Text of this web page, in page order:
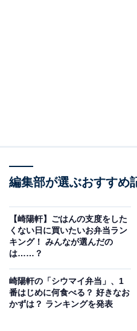
編集部が選ぶおすすめ
【崎陽軒】ごはんの支度をした
くない日に買いたいお弁当ラン
キング！ みんなが選んだの
は……？
崎陽軒の「シウマイ弁当」、1
番はじめに何食べる？ 好きなお
かずは？ ランキングを発表